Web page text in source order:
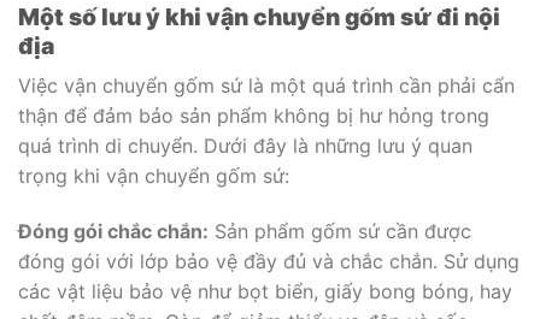
Một số lưu ý khi vận chuyển gốm sứ đi nội
địa
Việc vận chuyển gốm sứ là một quá trình cần phải cẩn
thận để đảm bảo sản phẩm không bị hư hỏng trong
quá trình di chuyển. Dưới đây là những lưu ý quan
trọng khi vận chuyển gốm sứ:
Đóng gói chắc chắn: Sản phẩm gốm sứ cần được
đóng gói với lớp bảo vệ đầy đủ và chắc chắn. Sử dụng
các vật liệu bảo vệ như bọt biển, giấy bong bóng, hay